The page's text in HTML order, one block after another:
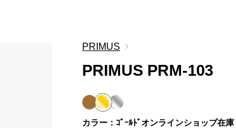
PRIMUS
カラー：ｺﾞｰﾙﾄﾞオンラインショップ在庫
PRIMUS PRM-103